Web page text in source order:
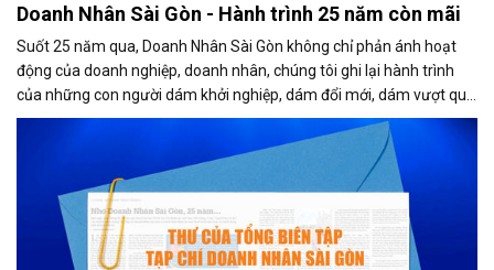
Doanh Nhân Sài Gòn - Hành trình 25 năm còn mãi
Suốt 25 năm qua, Doanh Nhân Sài Gòn không chỉ phản ánh hoạt
động của doanh nghiệp, doanh nhân, chúng tôi ghi lại hành trình
của những con người dám khởi nghiệp, dám đổi mới, dám vượt qua
thất bại để tạo dựng giá trị cho xã hội...